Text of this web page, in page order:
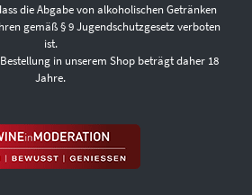
die Abgabe von alkoholischen Getränken
gemäß § 9 Jugendschutzgesetz verboten
ist.
in unserem Shop beträgt daher 18
Jahre.